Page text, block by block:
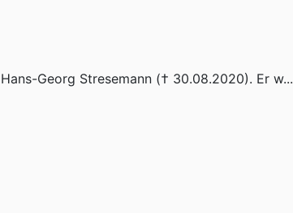
Georg Stresemann († 30.08.2020). Er w...